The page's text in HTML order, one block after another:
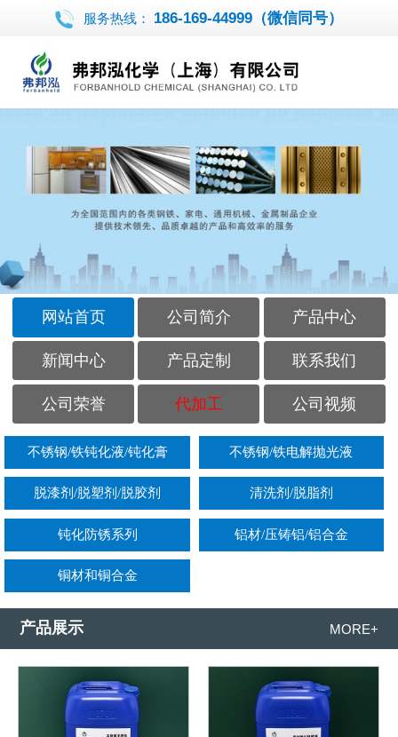
服务热线： 186-169-44999（微信同号）
网站首页 公司简介 产品中心
新闻中心 产品定制 联系我们
公司荣誉 代加工 公司视频
不锈钢/铁钝化液/钝化膏 不锈钢/铁电解抛光液
脱漆剂/脱塑剂/脱胶剂 清洗剂/脱脂剂
钝化防锈系列 铝材/压铸铝/铝合金
铜材和铜合金
产品展示 MORE+